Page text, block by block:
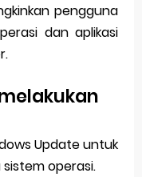
pengguna
dan aplikasi
Update untuk
operasi.